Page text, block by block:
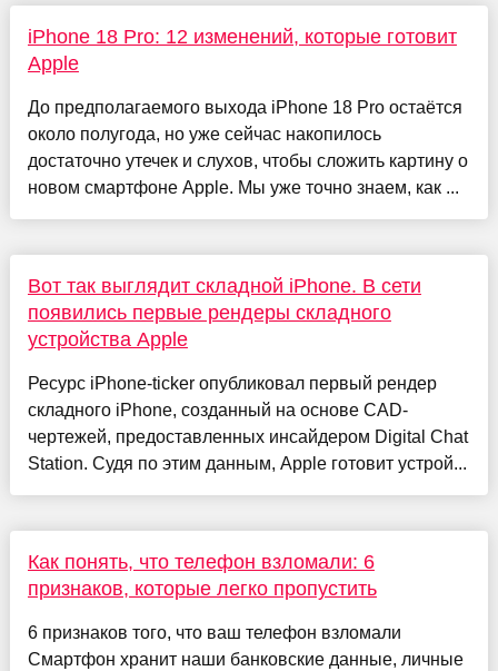
iPhone 18 Pro: 12 изменений, которые готовит
Apple
До предполагаемого выхода iPhone 18 Pro остаётся
около полугода, но уже сейчас накопилось
достаточно утечек и слухов, чтобы сложить картину о
новом смартфоне Apple. Мы уже точно знаем, как ...
Вот так выглядит складной iPhone. В сети
появились первые рендеры складного
устройства Apple
Ресурс iPhone-ticker опубликовал первый рендер
складного iPhone, созданный на основе CAD-
чертежей, предоставленных инсайдером Digital Chat
Station. Судя по этим данным, Apple готовит устрой...
Как понять, что телефон взломали: 6
признаков, которые легко пропустить
6 признаков того, что ваш телефон взломали
Смартфон хранит наши банковские данные, личные